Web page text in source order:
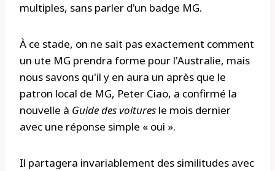
multiples, sans parler d'un badge MG.
À ce stade, on ne sait pas exactement comment
un ute MG prendra forme pour l'Australie, mais
nous savons qu'il y en aura un après que le
patron local de MG, Peter Ciao, a confirmé la
nouvelle à Guide des voitures le mois dernier
avec une réponse simple « oui ».
Il partagera invariablement des similitudes avec